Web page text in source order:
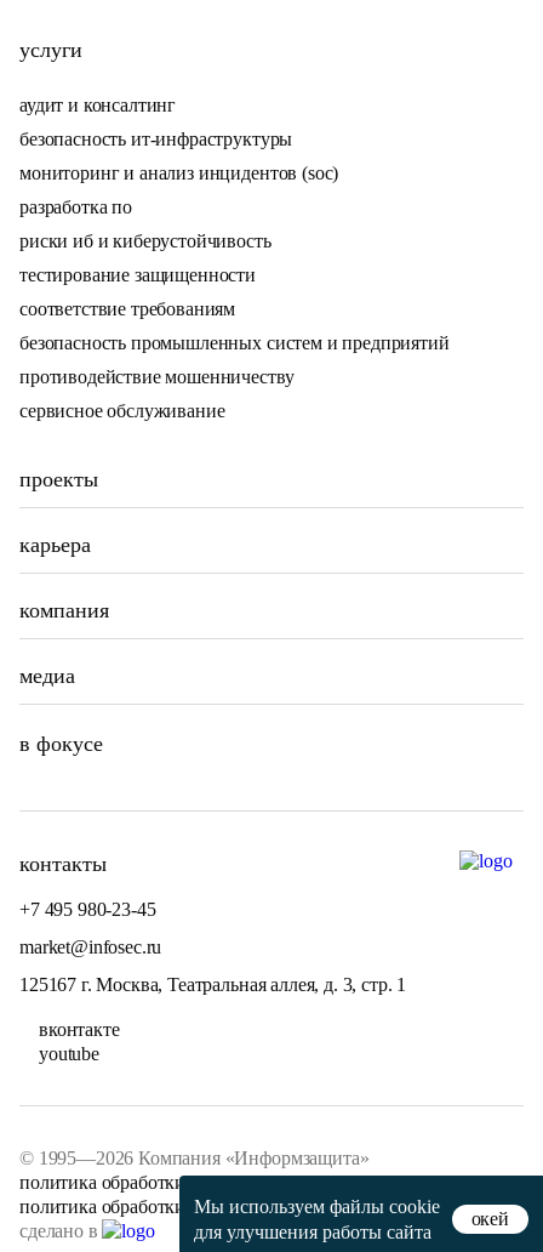
контакты
+7 495 980-23-45
market@infosec.ru
125167 г. Москва, Театральная аллея, д. 3, стр. 1
вконтакте
youtube
услуги
аудит и консалтинг
безопасность ит-инфраструктуры
мониторинг и анализ инцидентов (soc)
разработка по
риски иб и киберустойчивость
тестирование защищенности
соответствие требованиям
безопасность промышленных систем и предприятий
противодействие мошенничеству
сервисное обслуживание
проекты
карьера
компания
в фокусе
медиа
© 1995—2026 Компания «Информзащита»
политика обработки персональных данных
политика обработки файлов cookie
сделано в
Мы используем файлы cookie
для улучшения работы сайта
окей